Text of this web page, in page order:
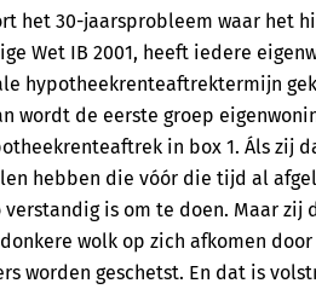
het 30-jaarsprobleem waar het
Wet IB 2001, heeft iedere
hypotheekrenteaftrektermijn
wordt de eerste groep
in box 1. Áls zij
hebben die vóór die tijd al
verstandig is om te doen. Maar zij
wolk op zich afkomen
worden geschetst. En dat is